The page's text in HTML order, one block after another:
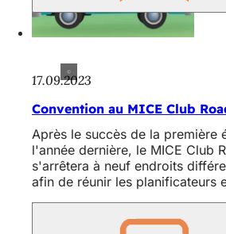
17.09.2023
Convention au MICE Club
Après le succès de la première
l'année dernière, le MICE Club
s'arrêtera à neuf endroits
afin de réunir les planificateurs